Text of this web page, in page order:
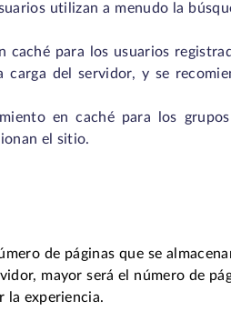
utilizan a menudo la
caché para los usuarios
del servidor, y se
en caché para los
el sitio.
de páginas que se
mayor será el número de
la experiencia.